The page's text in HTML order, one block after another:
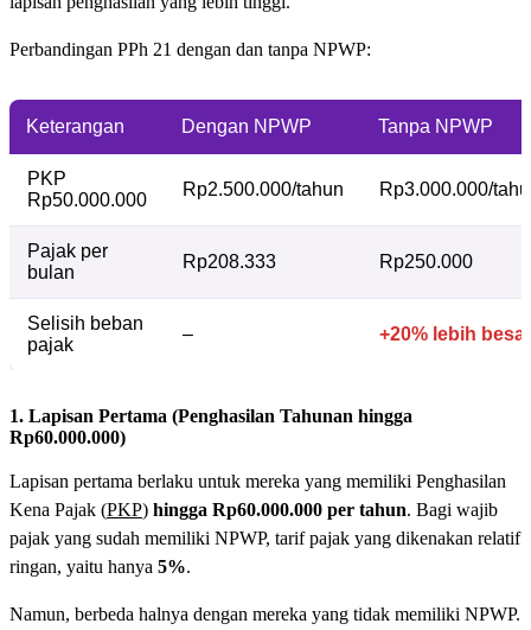
Perbandingan PPh 21 dengan dan tanpa NPWP:
Keterangan Dengan NPWP Tanpa NPWP
PKP
Rp50.000.000
Rp2.500.000/tahun Rp3.000.000/
Pajak per
bulan
Rp208.333 Rp250.000
Selisih beban
pajak
– +20% lebih besar
1. Lapisan Pertama (Penghasilan Tahunan hingga
Rp60.000.000)
Lapisan pertama berlaku untuk mereka yang memiliki Penghasilan
Kena Pajak (PKP) hingga Rp60.000.000 per tahun. Bagi wajib
pajak yang sudah memiliki NPWP, tarif pajak yang dikenakan relatif
ringan, yaitu hanya 5%.
Namun, berbeda halnya dengan mereka yang tidak memiliki NPWP.